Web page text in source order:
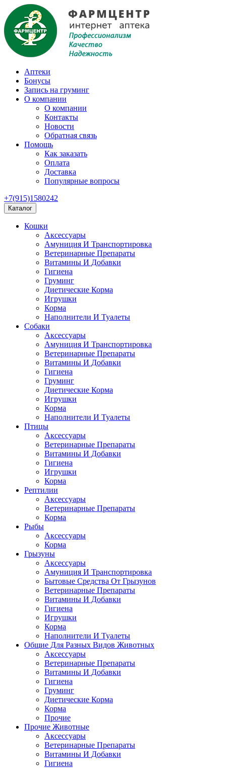
Аптеки
Бонусы
Запись на груминг
О компании
О компании
Контакты
Новости
Обратная связь
Помощь
Как заказать
Оплата
Доставка
Популярные вопросы
+7(915)1580242
Каталог
Кошки
Аксессуары
Амуниция И Транспортировка
Ветеринарные Препараты
Витамины И Добавки
Гигиена
Груминг
Диетические Корма
Игрушки
Корма
Наполнители И Туалеты
Собаки
Аксессуары
Амуниция И Транспортировка
Ветеринарные Препараты
Витамины И Добавки
Гигиена
Груминг
Диетические Корма
Игрушки
Корма
Наполнители И Туалеты
Птицы
Аксессуары
Ветеринарные Препараты
Витамины И Добавки
Гигиена
Игрушки
Корма
Рептилии
Аксессуары
Ветеринарные Препараты
Корма
Рыбы
Аксессуары
Корма
Грызуны
Аксессуары
Амуниция И Транспортировка
Бытовые Средства От Грызунов
Ветеринарные Препараты
Витамины И Добавки
Гигиена
Игрушки
Корма
Наполнители И Туалеты
Общие Для Разных Видов Животных
Аксессуары
Ветеринарные Препараты
Витамины И Добавки
Гигиена
Груминг
Диетические Корма
Корма
Прочие
Прочие Животные
Аксессуары
Ветеринарные Препараты
Витамины И Добавки
Гигиена